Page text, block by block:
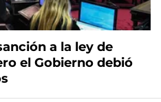
a la ley de
el Gobierno debió